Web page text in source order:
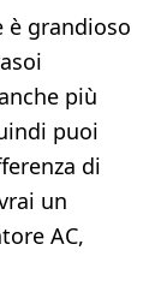
è grandioso
più
puoi
di
un
AC,